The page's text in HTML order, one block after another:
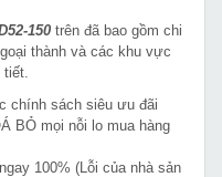
150 trên đã bao gồm chi
thành và các khu vực
chính sách siêu ưu đãi
BỎ mọi nỗi lo mua hàng
100% (Lỗi của nhà sản